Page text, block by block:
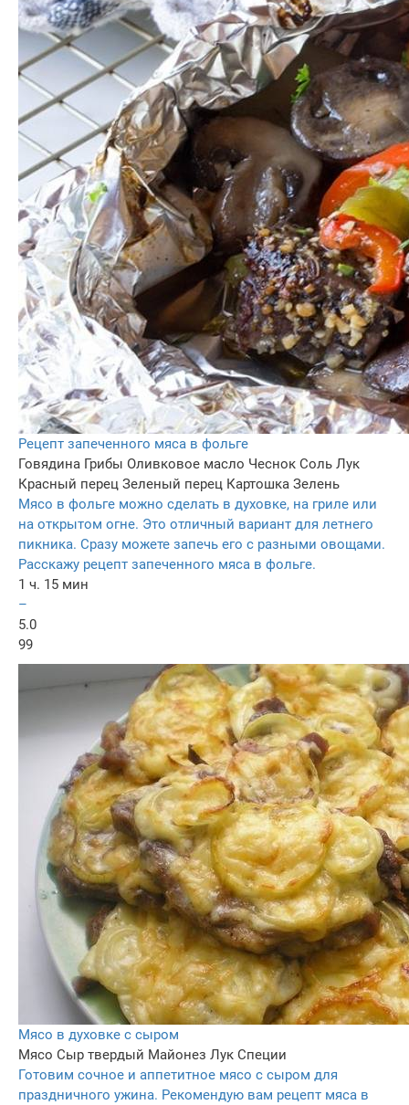
Рецепт запеченного мяса в фольге
Говядина Грибы Оливковое масло Чеснок Соль Лук
Красный перец Зеленый перец Картошка Зелень
Мясо в фольге можно сделать в духовке, на гриле или
на открытом огне. Это отличный вариант для летнего
пикника. Сразу можете запечь его с разными овощами.
Расскажу рецепт запеченного мяса в фольге.
1 ч. 15 мин
–
5.0
99
Мясо в духовке с сыром
Мясо Сыр твердый Майонез Лук Специи
Готовим сочное и аппетитное мясо с сыром для
праздничного ужина. Рекомендую вам рецепт мяса в